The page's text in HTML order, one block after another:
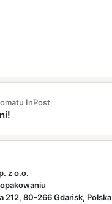
InPost
z o.o.
212, 80-266 Gdańsk, Polska